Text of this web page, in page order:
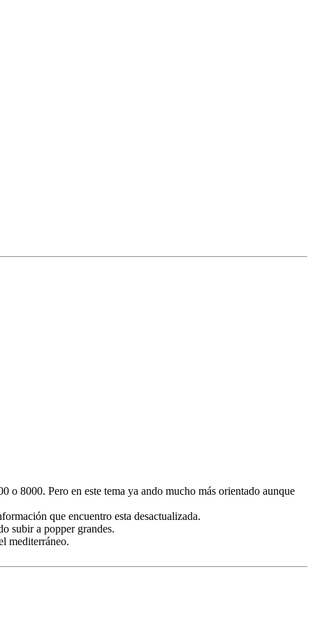
o 8000. Pero en este tema ya ando mucho más orientado aunque
que encuentro esta desactualizada.
subir a popper grandes.
mediterráneo.